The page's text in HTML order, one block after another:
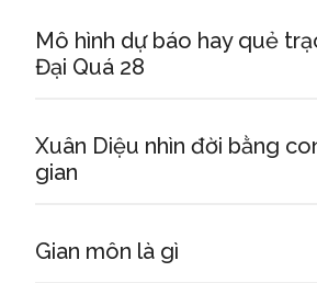
Mô hình dự báo hay quẻ
Đại Quá 28
Xuân Diệu nhìn đời bằng
gian
Gian môn là gì